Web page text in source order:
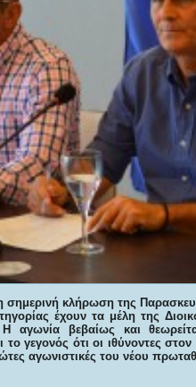
σημερινή κλήρωση της
έχουν τα μέλη της
Η αγωνία βεβαίως και
το γεγονός ότι οι ιθύνοντες
αγωνιστικές του νέου